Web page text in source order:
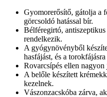
Gyomorerősítő, gátolja a
görcsoldó hatással bír.
Bélféregirtó,
rendelkezik.
A gyógynövényből
hasfájást, és a
Rovarcsípés ellen
A belőle készített
kezelnek.
Vászonzacskóba zárva,